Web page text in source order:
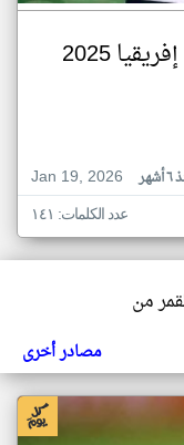
2025
Jan 19, 2026
عدد الكلمات: ١٤١
من
مصادر أخرى